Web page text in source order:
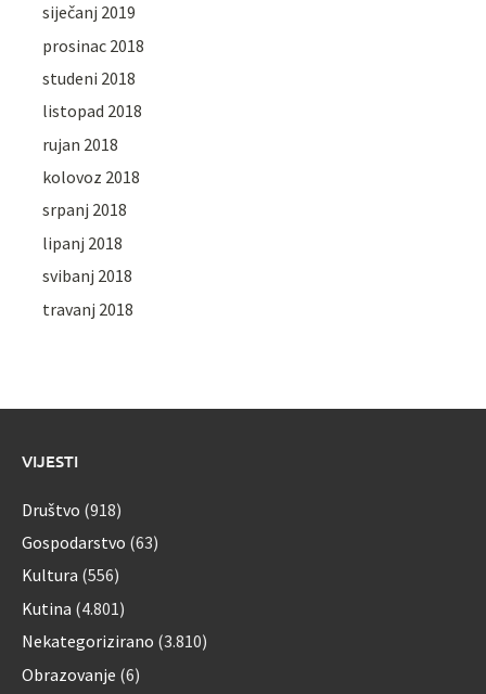
siječanj 2019
prosinac 2018
studeni 2018
listopad 2018
rujan 2018
kolovoz 2018
srpanj 2018
lipanj 2018
svibanj 2018
travanj 2018
VIJESTI
Društvo (918)
Gospodarstvo (63)
Kultura (556)
Kutina (4.801)
Nekategorizirano (3.810)
Obrazovanje (6)